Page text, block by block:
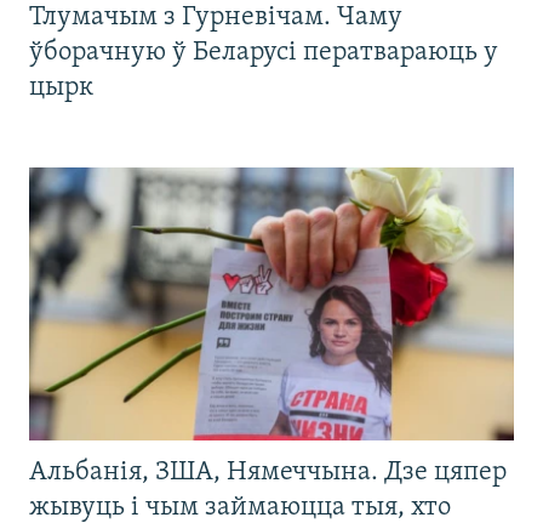
Тлумачым з Гурневічам. Чаму
ўборачную ў Беларусі ператвараюць у
цырк
Альбанія, ЗША, Нямеччына. Дзе цяпер
жывуць і чым займаюцца тыя, хто